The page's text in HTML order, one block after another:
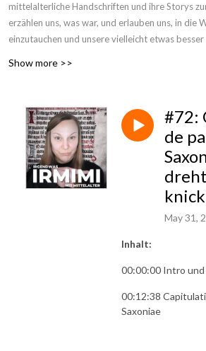
mittelalterliche Handschriften und ihre Storys
erzählen uns, was war, und erlauben uns, in die
einzutauchen und unsere vielleicht etwas
Show more >>
#72:
de
May 31,
Inhalt:
00:00:00 Intro und
00:12:38
Saxoniae